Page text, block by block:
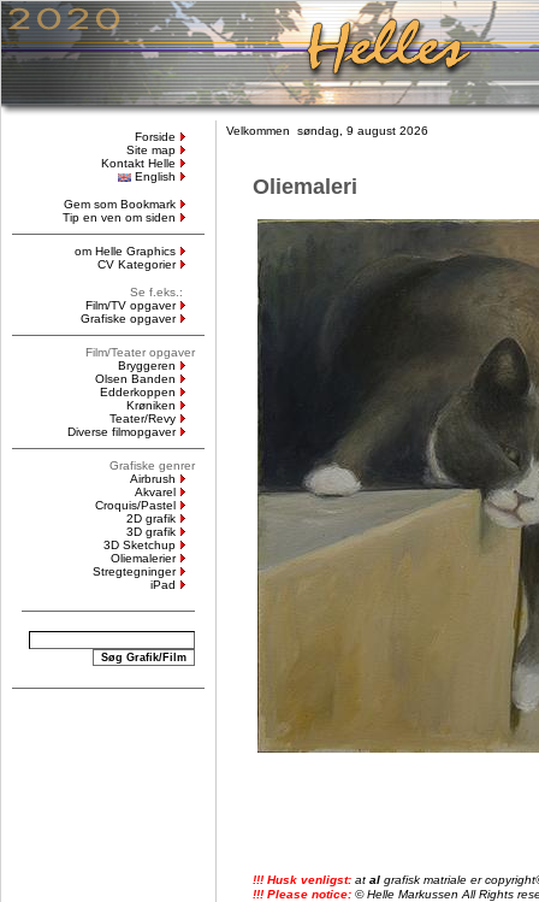
Forside
Site map
Kontakt Helle
English
Gem som Bookmark
Tip en ven om siden
om Helle Graphics
CV Kategorier
Se f.eks.:
Film/TV opgaver
Grafiske opgaver
Film/Teater opgaver
Bryggeren
Olsen Banden
Edderkoppen
Krøniken
Teater/Revy
Diverse filmopgaver
Grafiske genrer
Airbrush
Akvarel
Croquis/Pastel
2D grafik
3D grafik
3D Sketchup
Oliemalerier
Stregtegninger
iPad
Velkommen søndag, 9 august 2026
Oliemaleri
!!! Husk venligst: at al grafisk matriale er
!!! Please notice: © Helle Markussen All Rights